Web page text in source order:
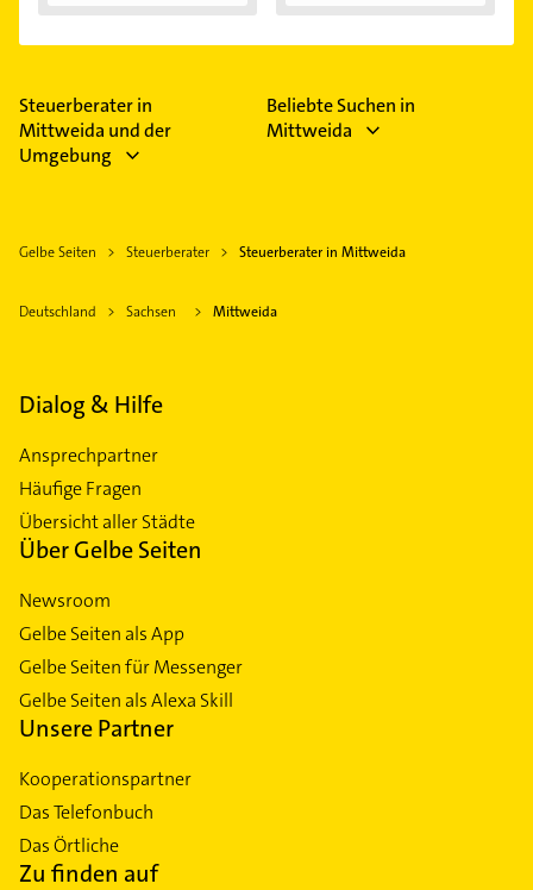
Steuerberater in
Mittweida und der
Umgebung
Beliebte Suchen in
Mittweida
Gelbe Seiten Steuerberater Steuerberater in Mittweida
Deutschland Sachsen Mittweida
Dialog & Hilfe
Ansprechpartner
Häufige Fragen
Übersicht aller Städte
Über Gelbe Seiten
Newsroom
Gelbe Seiten als App
Gelbe Seiten für Messenger
Gelbe Seiten als Alexa Skill
Unsere Partner
Kooperationspartner
Das Telefonbuch
Das Örtliche
Zu finden auf